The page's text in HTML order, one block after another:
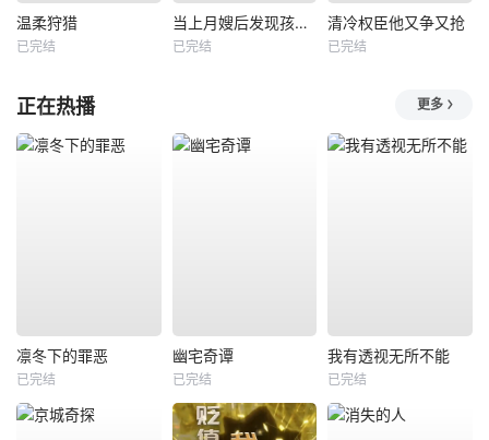
温柔狩猎
已完结
当上月嫂后发现孩子是我的
已完结
清冷权臣他又争又抢
已完结
正在热播 更多
凛冬下的罪恶
已完结
幽宅奇谭
已完结
我有透视无所不能
已完结